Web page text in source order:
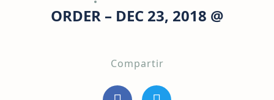
ORDER – DEC 23, 2018 @
Compartir